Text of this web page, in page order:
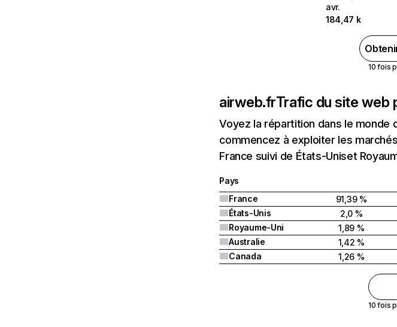
avr.
184,47 k
10 fois
airweb.frTrafic du site web
Voyez la répartition dans le
commencez à exploiter les
France suivi de États-Uniset
Pays
France
91,39 %
États-Unis
2,0 %
Royaume-Uni
1,89 %
Australie
1,42 %
Canada
1,26 %
10 fois